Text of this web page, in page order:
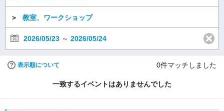
＞ 教室、ワークショップ
2026/05/23 ～ 2026/05/24
表示順について 0件マッチしました
一致するイベントはありませんでした